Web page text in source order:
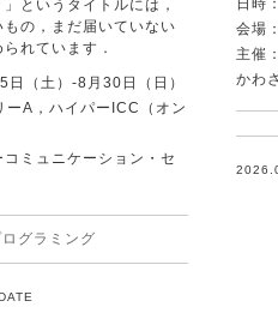
」というタイトルには，
の，まだ届いていない
れています．
（土）-8月30日（日）
ーA，ハイパーICC（オン
ミュニケーション・セ
ログラミング
日時
会場
主催
かわ